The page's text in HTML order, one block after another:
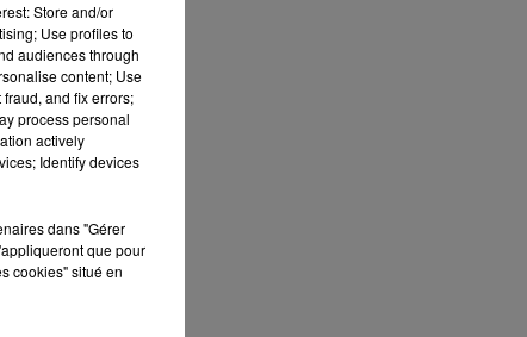
Store and/or
Use profiles to
audiences through
content; Use
and fix errors;
process personal
actively
Identify devices
dans "Gérer
que pour
cookies" situé en